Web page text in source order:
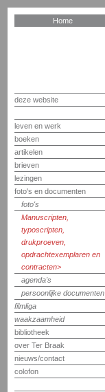
Home
deze website
leven en werk
boeken
artikelen
brieven
lezingen
foto's en documenten
foto's
Manuscripten,
typoscripten,
drukproeven,
opdrachtexemplaren en
contracten
agenda's
persoonlijke documenten
filmliga
waakzaamheid
bibliotheek
over Ter Braak
nieuws/contact
colofon